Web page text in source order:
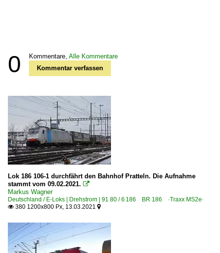
0 Kommentare, Alle Kommentare
Kommentar verfassen
Lok 186 106-1 durchfährt den Bahnhof Pratteln. Die Aufnahme
stammt vom 09.02.2021. 
Markus Wagner
Deutschland / E-Loks | Drehstrom | 91 80 / 6 186 BR 186 ·Traxx MS2e·
 380 1200x800 Px, 13.03.2021 